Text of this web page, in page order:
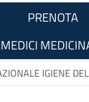
PRENOTA
MEDICI
IGIENE